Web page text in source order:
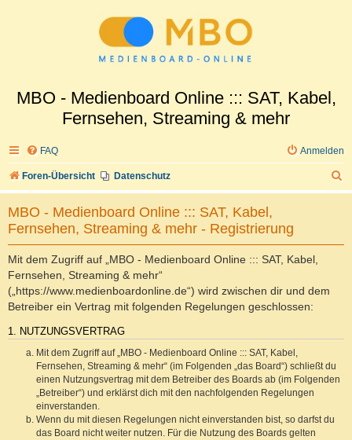
MBO - Medienboard Online ::: SAT, Kabel,
Fernsehen, Streaming & mehr
FAQ Anmelden
Foren-Übersicht Datenschutz
u
MBO - Medienboard Online ::: SAT, Kabel,
Fernsehen, Streaming & mehr - Registrierung
Mit dem Zugriff auf „MBO - Medienboard Online ::: SAT, Kabel,
Fernsehen, Streaming & mehr“
(„https://www.medienboardonline.de“) wird zwischen dir und dem
Betreiber ein Vertrag mit folgenden Regelungen geschlossen:
1. NUTZUNGSVERTRAG
Mit dem Zugriff auf „MBO - Medienboard Online ::: SAT, Kabel,
Fernsehen, Streaming & mehr“ (im Folgenden „das Board“) schließt du
einen Nutzungsvertrag mit dem Betreiber des Boards ab (im Folgenden
„Betreiber“) und erklärst dich mit den nachfolgenden Regelungen
einverstanden.
Wenn du mit diesen Regelungen nicht einverstanden bist, so darfst du
das Board nicht weiter nutzen. Für die Nutzung des Boards gelten